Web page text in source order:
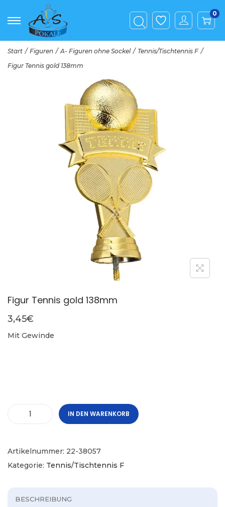
0
Start / Figuren / A- Figuren ohne Sockel / Tennis/Tischtennis F /
Figur Tennis gold 138mm
Figur Tennis gold 138mm
3,45€
Mit Gewinde
IN DEN WARENKORB
Artikelnummer: 22-38057
Kategorie: Tennis/Tischtennis F
BESCHREIBUNG